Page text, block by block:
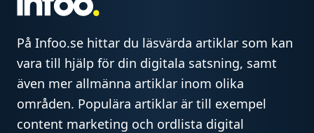
På Infoo.se hittar du läsvärda artiklar som kan
vara till hjälp för din digitala satsning, samt
även mer allmänna artiklar inom olika
områden. Populära artiklar är till exempel
content marketing och ordlista digital